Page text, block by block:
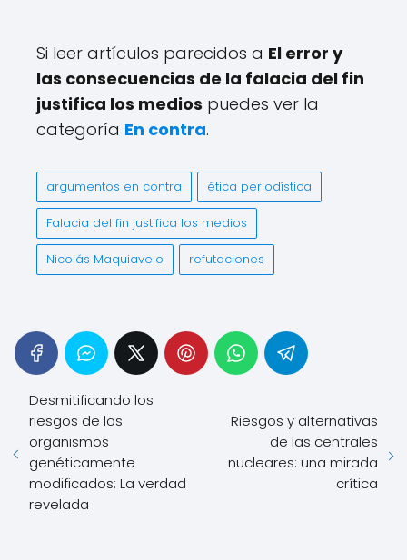
Si leer artículos parecidos a El error y
las consecuencias de la falacia del fin
justifica los medios puedes ver la
categoría En contra.
argumentos en contra ética periodística
Falacia del fin justifica los medios
Nicolás Maquiavelo refutaciones
Desmitificando los
riesgos de los
organismos
genéticamente
modificados: La verdad
revelada
Riesgos y alternativas
de las centrales
nucleares: una mirada
crítica